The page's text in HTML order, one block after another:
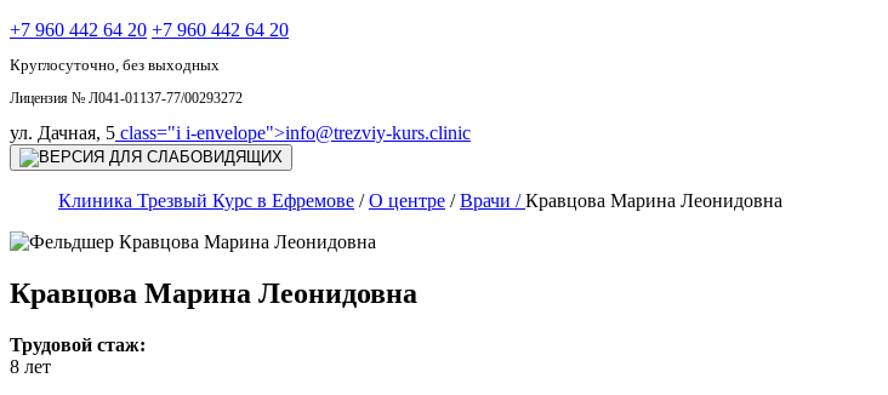
+7 960 442 64 20 +7 960 442 64 20
Круглосуточно, без выходных
Лицензия № Л041-01137-77/00293272
ул. Дачная, 5 class="i i-envelope">info@trezviy-kurs.clinic
Клиника Трезвый Курс в Ефремове /О центре /Врачи /Кравцова Марина Леонидовна
Кравцова Марина Леонидовна
Трудовой стаж:
8 лет